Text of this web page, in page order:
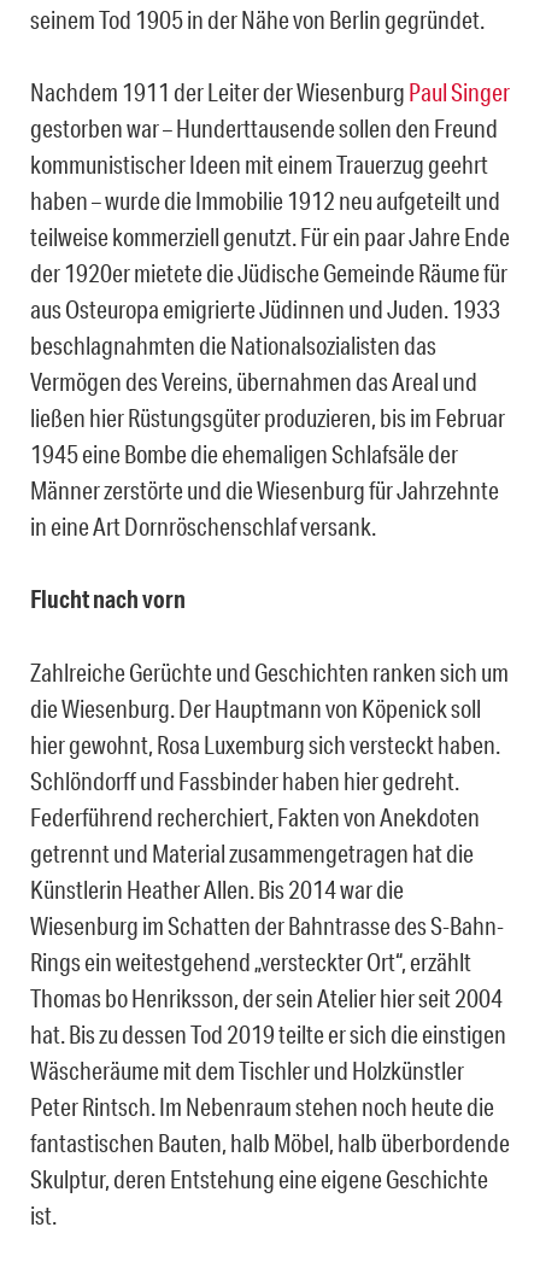
seinem Tod 1905 in der Nähe von Berlin gegründet.
Nachdem 1911 der Leiter der Wiesenburg Paul Singer
gestorben war – Hunderttausende sollen den Freund
kommunistischer Ideen mit einem Trauerzug geehrt
haben – wurde die Immobilie 1912 neu aufgeteilt und
teilweise kommerziell genutzt. Für ein paar Jahre Ende
der 1920er mietete die Jüdische Gemeinde Räume für
aus Osteuropa emigrierte Jüdinnen und Juden. 1933
beschlagnahmten die Nationalsozialisten das
Vermögen des Vereins, übernahmen das Areal und
ließen hier Rüstungsgüter produzieren, bis im Februar
1945 eine Bombe die ehemaligen Schlafsäle der
Männer zerstörte und die Wiesenburg für Jahrzehnte
in eine Art Dornröschenschlaf versank.
Flucht nach vorn
Zahlreiche Gerüchte und Geschichten ranken sich um
die Wiesenburg. Der Hauptmann von Köpenick soll
hier gewohnt, Rosa Luxemburg sich versteckt haben.
Schlöndorff und Fassbinder haben hier gedreht.
Federführend recherchiert, Fakten von Anekdoten
getrennt und Material zusammengetragen hat die
Künstlerin Heather Allen. Bis 2014 war die
Wiesenburg im Schatten der Bahntrasse des S-Bahn-
Rings ein weitestgehend „versteckter Ort“, erzählt
Thomas bo Henriksson, der sein Atelier hier seit 2004
hat. Bis zu dessen Tod 2019 teilte er sich die einstigen
Wäscheräume mit dem Tischler und Holzkünstler
Peter Rintsch. Im Nebenraum stehen noch heute die
fantastischen Bauten, halb Möbel, halb überbordende
Skulptur, deren Entstehung eine eigene Geschichte
ist.